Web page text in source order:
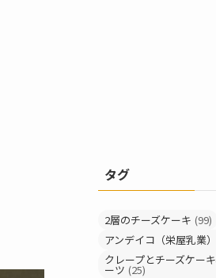
タグ
2層のチーズケーキ (99)
アンデイコ（栄屋乳業）
クレープとチーズケー
ーツ (25)